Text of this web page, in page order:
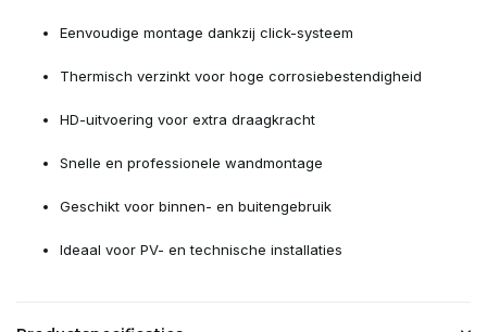
Eenvoudige montage dankzij click-systeem
Thermisch verzinkt voor hoge corrosiebestendigheid
HD-uitvoering voor extra draagkracht
Snelle en professionele wandmontage
Geschikt voor binnen- en buitengebruik
Ideaal voor PV- en technische installaties